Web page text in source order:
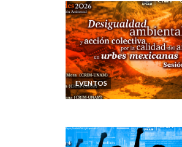
EVENTOS